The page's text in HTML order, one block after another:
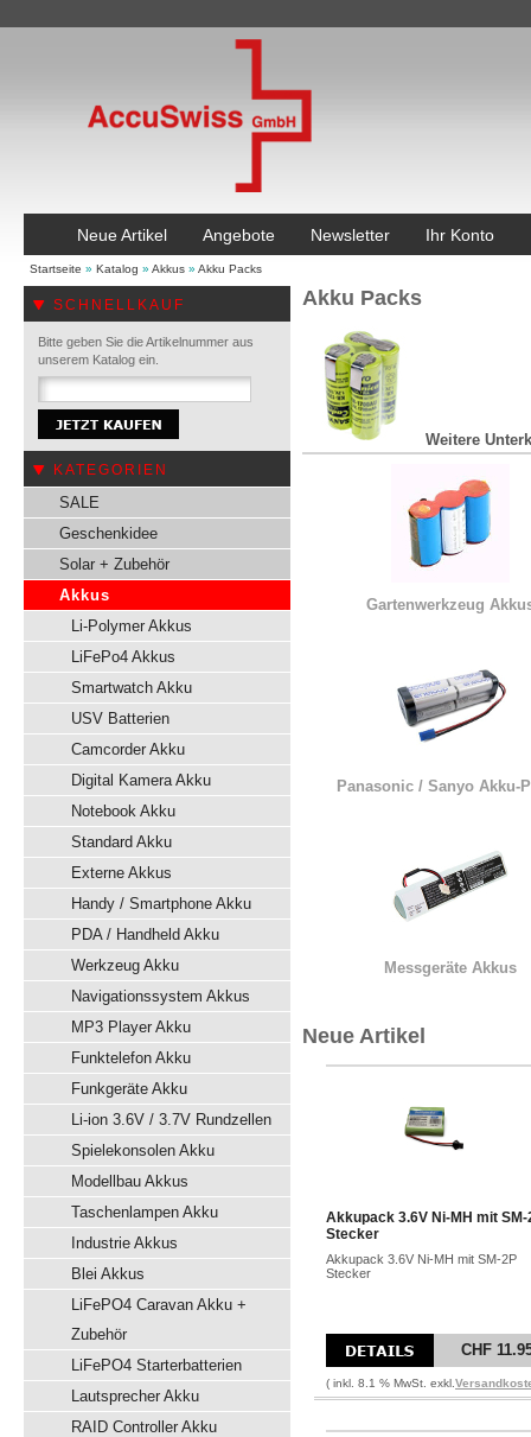
Neue Artikel Angebote Newsletter Ihr Konto
Startseite » Katalog » Akkus » Akku Packs
SCHNELLKAUF
Bitte geben Sie die Artikelnummer aus
unserem Katalog ein.
KATEGORIEN
SALE
Geschenkidee
Solar + Zubehör
Akkus
Li-Polymer Akkus
LiFePo4 Akkus
Smartwatch Akku
USV Batterien
Camcorder Akku
Digital Kamera Akku
Notebook Akku
Standard Akku
Externe Akkus
Handy / Smartphone Akku
PDA / Handheld Akku
Werkzeug Akku
Navigationssystem Akkus
MP3 Player Akku
Funktelefon Akku
Funkgeräte Akku
Li-ion 3.6V / 3.7V Rundzellen
Spielekonsolen Akku
Modellbau Akkus
Taschenlampen Akku
Industrie Akkus
Blei Akkus
LiFePO4 Caravan Akku +
Zubehör
LiFePO4 Starterbatterien
Lautsprecher Akku
RAID Controller Akku
Akku Packs
Weitere
Gartenwerkzeug
Panasonic / Sanyo Akku-
Messgeräte Akkus
Neue Artikel
Akkupack 3.6V Ni-MH mit SM-
Stecker
Akkupack 3.6V Ni-MH mit SM-2P
Stecker
CHF
( inkl. 8.1 % MwSt. exkl.